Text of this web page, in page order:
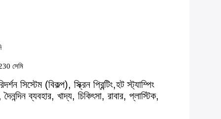
সেমি
সিস্টেম (বিকল্প), স্ক্রিন প্রিন্টিং,হট স্ট্যাম্পিং
ব্যবহার, খাদ্য, চিকিৎসা, রাবার, প্লাস্টিক,